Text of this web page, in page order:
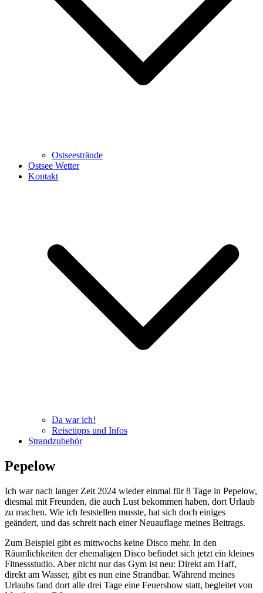
Ostseestrände
Ostsee Wetter
Kontakt
Da war ich!
Reisetipps und Infos
Strandzubehör
Pepelow
Ich war nach langer Zeit 2024 wieder einmal für 8 Tage in Pepelow,
diesmal mit Freunden, die auch Lust bekommen haben, dort Urlaub
zu machen. Wie ich feststellen musste, hat sich doch einiges
geändert, und das schreit nach einer Neuauflage meines Beitrags.
Zum Beispiel gibt es mittwochs keine Disco mehr. In den
Räumlichkeiten der ehemaligen Disco befindet sich jetzt ein kleines
Fitnessstudio. Aber nicht nur das Gym ist neu: Direkt am Haff,
direkt am Wasser, gibt es nun eine Strandbar. Während meines
Urlaubs fand dort alle drei Tage eine Feuershow statt, begleitet von